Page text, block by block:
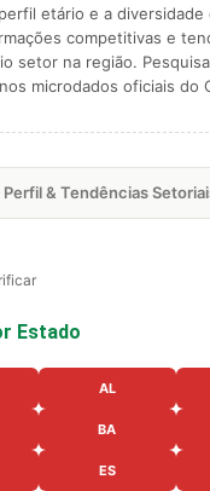
etário e a diversidade
competitivas e
setor na região.
microdados oficiais do
& Tendências
Estado
AL
BA
ES